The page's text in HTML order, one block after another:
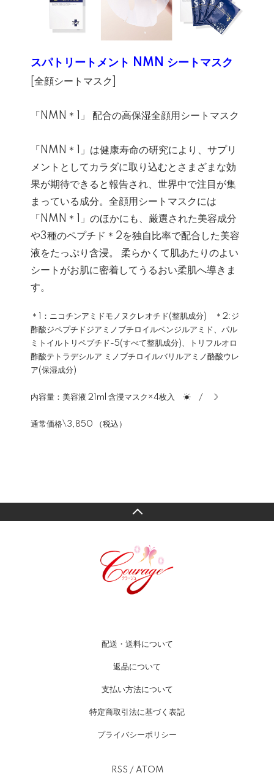
スパトリートメント NMN シートマスク
[全顔シートマスク]
「NMN＊1」 配合の高保湿全顔用シートマスク
「NMN＊1」は健康寿命の研究により、サプリ
メントとしてカラダに取り込むとさまざまな効
果が期待できると報告され、世界中で注目が集
まっている成分。全顔用シートマスクには
「NMN＊1」のほかにも、厳選された美容成分
や3種のペプチド＊2を独自比率で配合した美容
液をたっぷり含浸。 柔らかくて肌あたりのよい
シートがお肌に密着してうるおい柔肌へ導きま
す。
＊1：ニコチンアミドモノヌクレオチド(整肌成分) ＊2:ジ
酢酸ジペプチドジアミノブチロイルベンジルアミド、パル
ミトイルトリペプチド-5(すべて整肌成分)、トリフルオロ
酢酸テトラデシルア ミノブチロイルバリルアミノ酪酸ウレ
ア(保湿成分)
内容量：美容液 21ml 含浸マスク×4枚入 ☀ / ☽
通常価格\3,850 （税込）
配送・送料について
返品について
支払い方法について
特定商取引法に基づく表記
プライバシーポリシー
RSS / ATOM